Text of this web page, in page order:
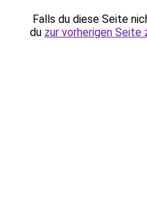
Falls du diese Seite
du zur vorherigen Seite